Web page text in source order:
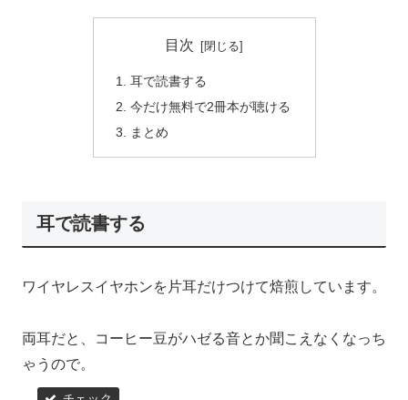
目次
耳で読書する
今だけ無料で2冊本が聴ける
まとめ
耳で読書する
ワイヤレスイヤホンを片耳だけつけて焙煎しています。
両耳だと、コーヒー豆がハゼる音とか聞こえなくなっち
ゃうので。